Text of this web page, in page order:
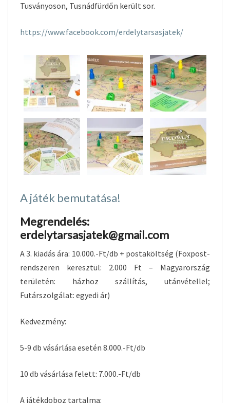
Tusványoson, Tusnádfürdőn került sor.
https://www.facebook.com/erdelytarsasjatek/
A játék bemutatása!
Megrendelés:
erdelytarsasjatek@gmail.com
A 3. kiadás ára: 10.000.-Ft/db + postaköltség (Foxpost-
rendszeren keresztül: 2.000 Ft – Magyarország
területén: házhoz szállítás, utánvétellel;
Futárszolgálat: egyedi ár)
Kedvezmény:
5-9 db vásárlása esetén 8.000.-Ft/db
10 db vásárlása felett: 7.000.-Ft/db
A játékdoboz tartalma: